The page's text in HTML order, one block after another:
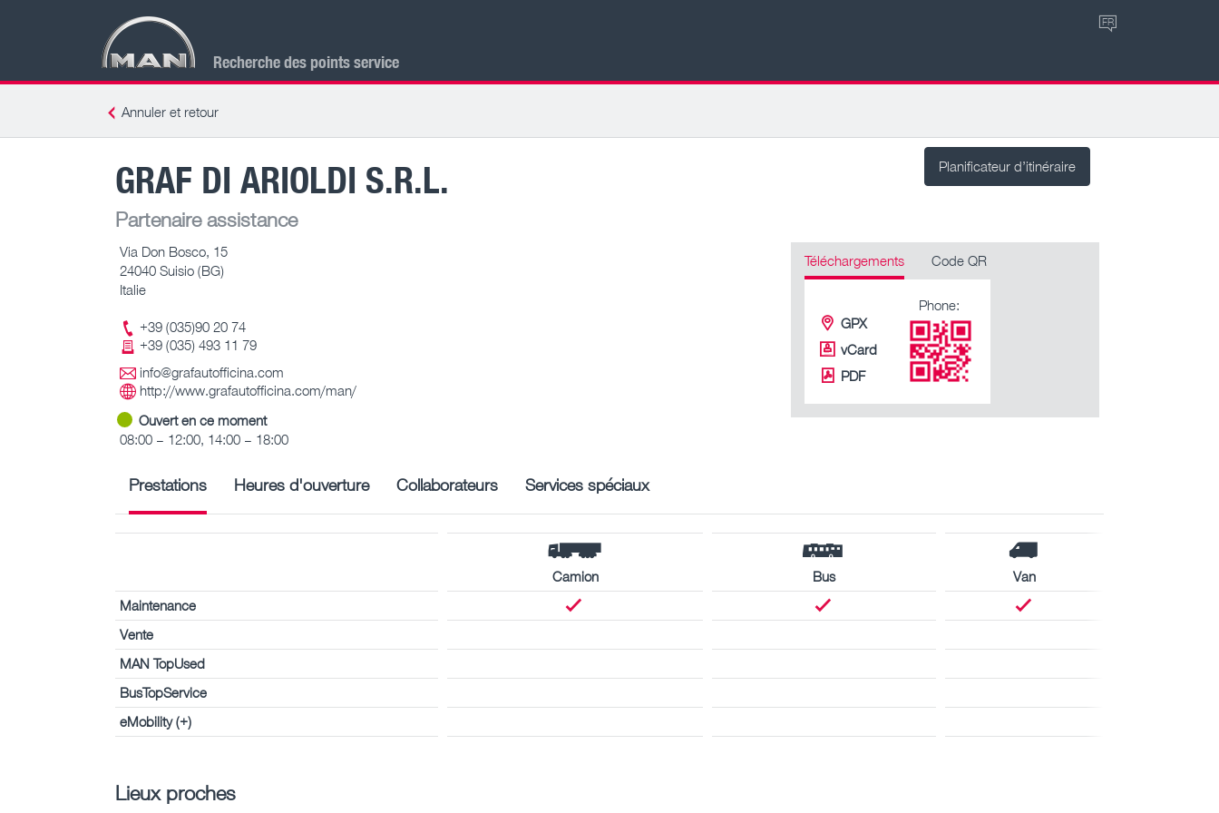
Recherche des points service
FR
Annuler et retour
Planificateur d’itinéraire
GRAF DI ARIOLDI S.R.L.
Partenaire assistance
Via Don Bosco, 15
24040 Suisio (BG)
Italie
+39 (035)90 20 74
+39 (035) 493 11 79
info@grafautofficina.com
http://www.grafautofficina.com/man/
Ouvert en ce moment
08:00 – 12:00, 14:00 – 18:00
Téléchargements Code QR
GPX
vCard
PDF
Phone:
Prestations Heures d'ouverture Collaborateurs Services spéciaux
Camion Bus
Van
Maintenance
Vente
MAN TopUsed
BusTopService
eMobility (+)
Lieux proches